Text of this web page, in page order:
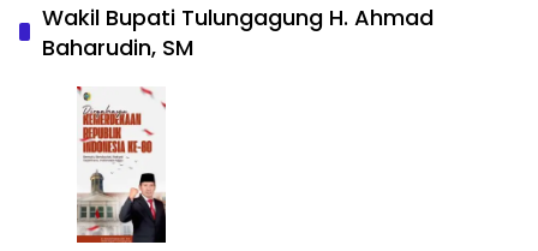
Wakil Bupati Tulungagung H. Ahmad
Baharudin, SM